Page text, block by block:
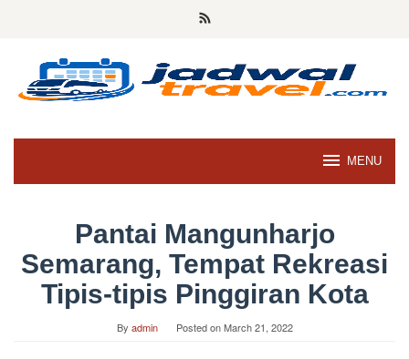
MENU
Pantai Mangunharjo
Semarang, Tempat Rekreasi
Tipis-tipis Pinggiran Kota
By admin Posted onMarch 21, 2022